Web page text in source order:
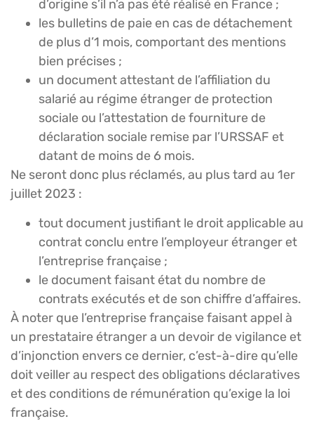
d’origine s’il n’a pas été réalisé en France ;
les bulletins de paie en cas de détachement
de plus d’1 mois, comportant des mentions
bien précises ;
un document attestant de l’affiliation du
salarié au régime étranger de protection
sociale ou l’attestation de fourniture de
déclaration sociale remise par l’URSSAF et
datant de moins de 6 mois.
Ne seront donc plus réclamés, au plus tard au 1er
juillet 2023 :
tout document justifiant le droit applicable au
contrat conclu entre l’employeur étranger et
l’entreprise française ;
le document faisant état du nombre de
contrats exécutés et de son chiffre d’affaires.
À noter que l’entreprise française faisant appel à
un prestataire étranger a un devoir de vigilance et
d’injonction envers ce dernier, c’est-à-dire qu’elle
doit veiller au respect des obligations déclaratives
et des conditions de rémunération qu’exige la loi
française.